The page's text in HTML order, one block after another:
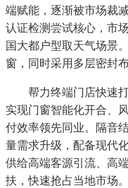
端赋能，逐渐被市场裁
认证检测尝试核心，市
国大都户型取天气场景
窗，同时采用多层密封布
帮力终端门店快速打
实现门窗智能化开合、
付效率领先同业。隔音
量需求升级，配备现代
供给高端客源引流、高
扶，快速抢占当地市场